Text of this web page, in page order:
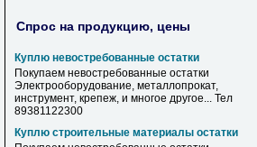
Спрос на продукцию, цены
Куплю невостребованные остатки
Покупаем невостребованные остатки
Электрооборудование, металлопрокат,
инструмент, крепеж, и многое другое... Тел
89381122300
Куплю строительные материалы остатки